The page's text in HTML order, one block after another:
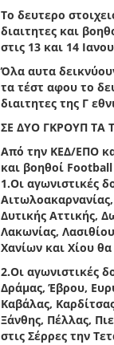
Το δευτερο
διαιτητες και
στις 13 και 14
Όλα αυτα
τα τέστ αφου το
διαιτητες της Γ
ΣΕ ΔΥΟ ΓΚΡΟΥΠ ΤΑ
Από την ΚΕΔ/ΕΠΟ
και βοηθοί
1.Οι αγωνιστικές
Δυτικής Αττικής,
Λακωνίας,
Χανίων και Χίου
2.Οι αγωνιστικές
Δράμας, Έβρου,
Καβάλας,
Ξάνθης, Πέλλας,
στις Σέρρες την